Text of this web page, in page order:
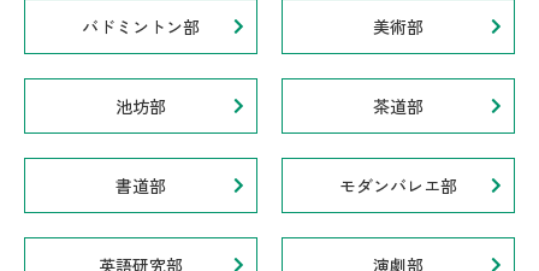
バドミントン部 美術部
池坊部 茶道部
書道部 モダンバレエ部
英語研究部 演劇部